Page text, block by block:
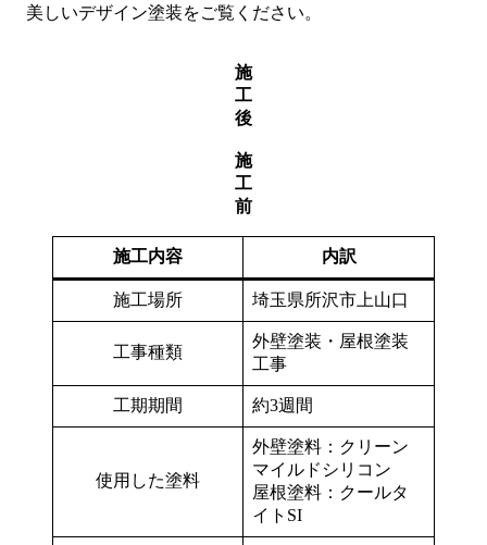
美しいデザイン塗装をご覧ください。
施
工
後
施
工
前
施工内容 内訳
施工場所 埼玉県所沢市上山口
工事種類
外壁塗装・屋根塗装
工事
工期期間 約3週間
使用した塗料
外壁塗料：クリーン
マイルドシリコン
屋根塗料：クールタ
イトSI